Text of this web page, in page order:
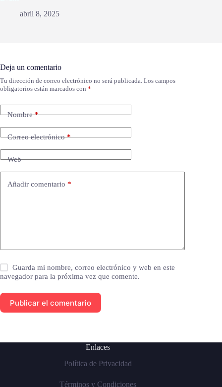
abril 8, 2025
Deja un comentario
Tu dirección de correo electrónico no será publicada. Los campos
obligatorios están marcados con *
Nombre*
Correo electrónico*
Web
Añadir comentario *
Guarda mi nombre, correo electrónico y web en este
navegador para la próxima vez que comente.
Publicar el comentario
Enlaces
Política de Privacidad
Términos y Condiciones